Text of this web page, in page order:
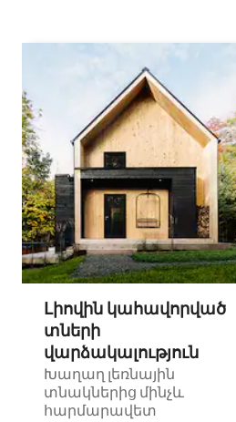
Լիովին կահավորված
տների
վարձակալություն
Խաղաղ լեռնային
տնակներից մինչև
հարմարավետ